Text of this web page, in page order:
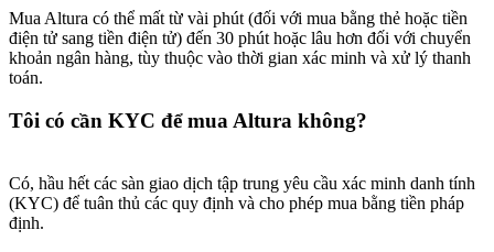
BTC Welcome Rewards
Mua Altura có thể mất từ vài phút (đối với mua bằng thẻ hoặc tiền
điện tử sang tiền điện tử) đến 30 phút hoặc lâu hơn đối với chuyển
khoản ngân hàng, tùy thuộc vào thời gian xác minh và xử lý thanh
toán.
Tôi có cần KYC để mua Altura không?
Có, hầu hết các sàn giao dịch tập trung yêu cầu xác minh danh tính
(KYC) để tuân thủ các quy định và cho phép mua bằng tiền pháp
định.